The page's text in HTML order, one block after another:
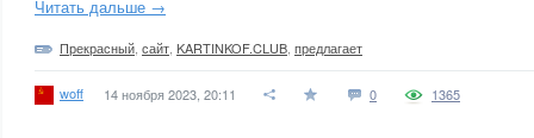
Читать дальше →
Прекрасный сайт KARTINKOF.CLUB предлагает
woff 14 ноября 2023, 20:11 0 1365